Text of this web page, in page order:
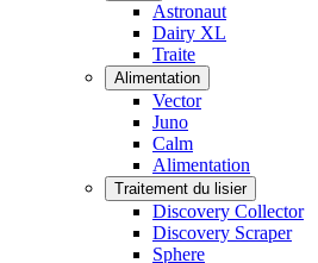
Astronaut
Dairy XL
Traite
Alimentation
Vector
Juno
Calm
Alimentation
Traitement du lisier
Discovery Collector
Discovery Scraper
Sphere